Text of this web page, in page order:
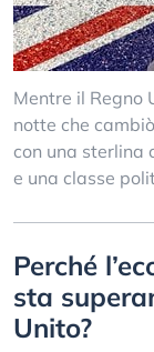
Mentre il Regno
notte che
con una sterlina
e una classe
Perché
sta
Unito?